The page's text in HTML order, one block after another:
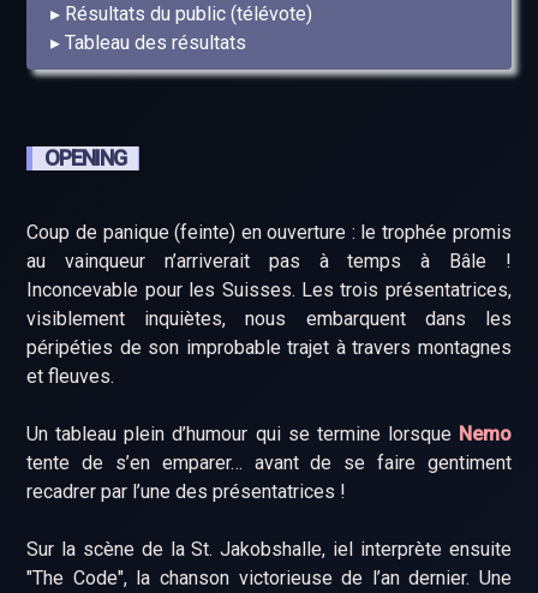
Résultats du public (télévote)
Tableau des résultats
OPENING
Coup de panique (feinte) en ouverture : le trophée promis
au vainqueur n’arriverait pas à temps à Bâle !
Inconcevable pour les Suisses. Les trois présentatrices,
visiblement inquiètes, nous embarquent dans les
péripéties de son improbable trajet à travers montagnes
et fleuves.
Un tableau plein d’humour qui se termine lorsque Nemo
tente de s’en emparer… avant de se faire gentiment
recadrer par l’une des présentatrices !
Sur la scène de la St. Jakobshalle, iel interprète ensuite
"The Code", la chanson victorieuse de l’an dernier. Une